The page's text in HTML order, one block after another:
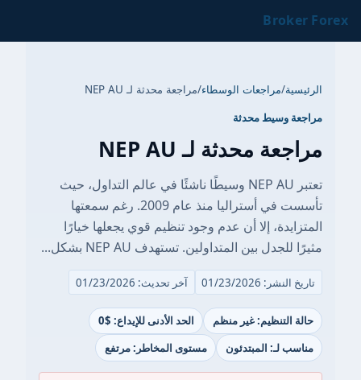
Broker Forex
الرئيسية/مراجعات الوسطاء/مراجعة محدثة لـ NEP AU
مراجعة وسيط محدثة
مراجعة محدثة لـ NEP AU
تعتبر NEP AU وسيطًا ناشئًا في عالم التداول، حيث
تأسست في أستراليا منذ عام 2009. رغم سمعتها
المتزايدة، إلا أن عدم وجود تنظيم قوي يجعلها خيارًا
مثيرًا للجدل بين المتداولين. تستهدف NEP AU بشكل...
تاريخ النشر: 01/23/2026 آخر تحديث: 01/23/2026
حالة التنظيم: غير منظم
الحد الأدنى للإيداع: $0
مناسب لـ: المبتدئون
مستوى المخاطر: مرتفع